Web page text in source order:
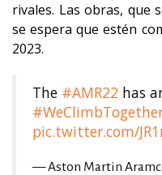
rivales. Las obras, que
se espera que estén
2023.
The #AMR22 has
pic.twitter.com/
— Aston Martin